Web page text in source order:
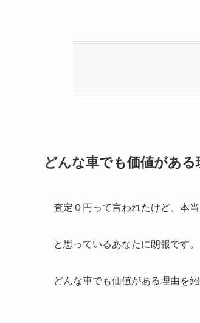
どんな車でも価値がある
査定０円って言われたけど、本
と思っているあなたに朗報です。
どんな車でも価値がある理由を紹